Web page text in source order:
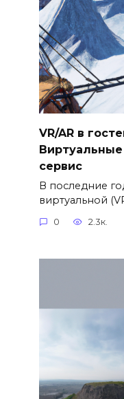
VR/AR в
сервис
В последние
виртуальной
0 2.3к.